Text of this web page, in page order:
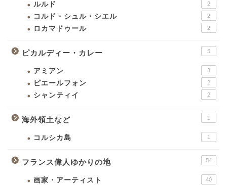
ルルド 2
コルド・シュル・シエル 2
ロカマドゥール 2
ピカルディー・カレー 5
アミアン 3
ピエールフォン 2
シャンティイ 2
海外領土など 1
コルシカ島 1
フランス偉人ゆかりの地 54
画家・アーティスト 40